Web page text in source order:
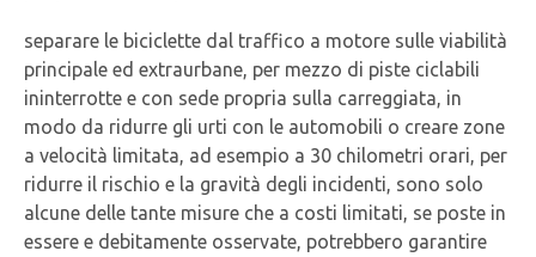
separare le biciclette dal traffico a motore sulle viabilità
principale ed extraurbane, per mezzo di piste ciclabili
ininterrotte e con sede propria sulla carreggiata, in
modo da ridurre gli urti con le automobili o creare zone
a velocità limitata, ad esempio a 30 chilometri orari, per
ridurre il rischio e la gravità degli incidenti, sono solo
alcune delle tante misure che a costi limitati, se poste in
essere e debitamente osservate, potrebbero garantire